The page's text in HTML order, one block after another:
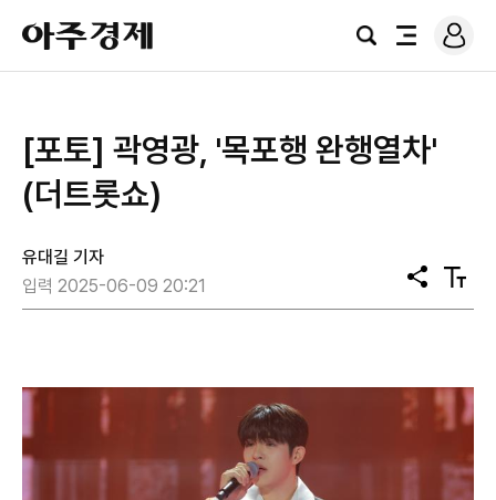
아
주
경
검
전
로
그
[포토] 곽영광, '목포행 완행열차'
(더트롯쇼)
유대길 기자
입력 2025-06-09 20:21
공
유
텍
스